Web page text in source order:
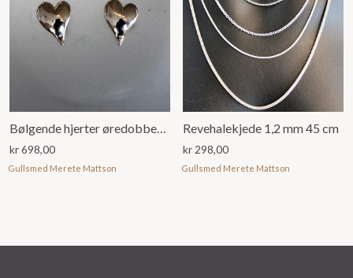
Bølgende hjerter øredobber i sølv, små
kr698,00
Gullsmed Merete Mattson
Revehalekjede 1,2 mm 45 cm
kr298,00
Gullsmed Merete Mattson